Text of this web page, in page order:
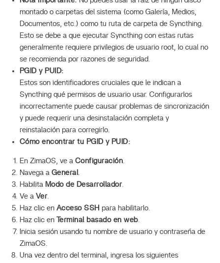
montado o carpetas del sistema (como Galería, Medios,
Documentos, etc.) como tu ruta de carpeta de Syncthing.
Esto se debe a que ejecutar Syncthing con estas rutas
generalmente requiere privilegios de usuario root, lo cual no
se recomienda por razones de seguridad.
PGID y PUID:
Estos son identificadores cruciales que le indican a
Syncthing qué permisos de usuario usar. Configurarlos
incorrectamente puede causar problemas de sincronización
y puede requerir una desinstalación completa y
reinstalación para corregirlo.
Cómo encontrar tu PGID y PUID:
En ZimaOS, ve a Configuración.
Navega a General.
Habilita Modo de Desarrollador.
Ve a Ver.
Haz clic en Acceso SSH para habilitarlo.
Haz clic en
Terminal basado en web.
Inicia sesión usando tu nombre de usuario y contraseña de
ZimaOS.
Una vez dentro del terminal, ingresa los siguientes